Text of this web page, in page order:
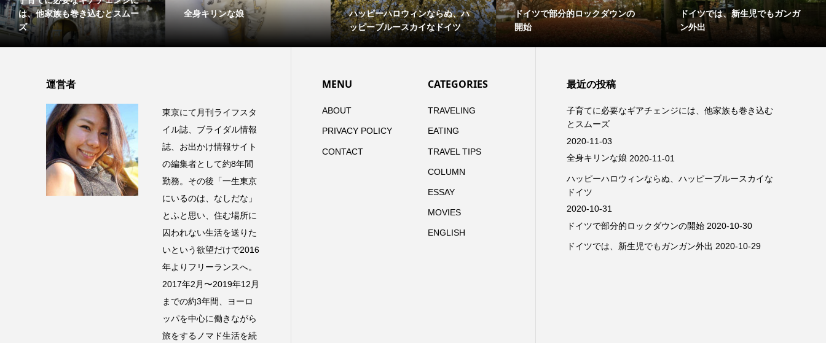
は、他家族も巻き込むとスムー
ズ
全身キリンな娘
ハッピーハロウィンならぬ、ハ
ッピーブルースカイなドイツ
ドイツで部分的ロックダウンの
開始
ドイツでは、新生児でもガンガ
ン外出
運営者
東京にて月刊ライフスタ
イル誌、ブライダル情報
誌、お出かけ情報サイト
の編集者として約8年間
勤務。その後「一生東京
にいるのは、なしだな」
とふと思い、住む場所に
囚われない生活を送りた
いという欲望だけで2016
年よりフリーランスへ。
2017年2月〜2019年12月
までの約3年間、ヨーロ
ッパを中心に働きながら
旅をするノマド生活を続
MENU
ABOUT
PRIVACY POLICY
CONTACT
CATEGORIES
TRAVELING
EATING
TRAVEL TIPS
COLUMN
ESSAY
MOVIES
ENGLISH
最近の投稿
子育てに必要なギアチェンジには、他家族も巻き込む
とスムーズ
2020-11-03
全身キリンな娘 2020-11-01
ハッピーハロウィンならぬ、ハッピーブルースカイな
ドイツ
2020-10-31
ドイツで部分的ロックダウンの開始 2020-10-30
ドイツでは、新生児でもガンガン外出 2020-10-29